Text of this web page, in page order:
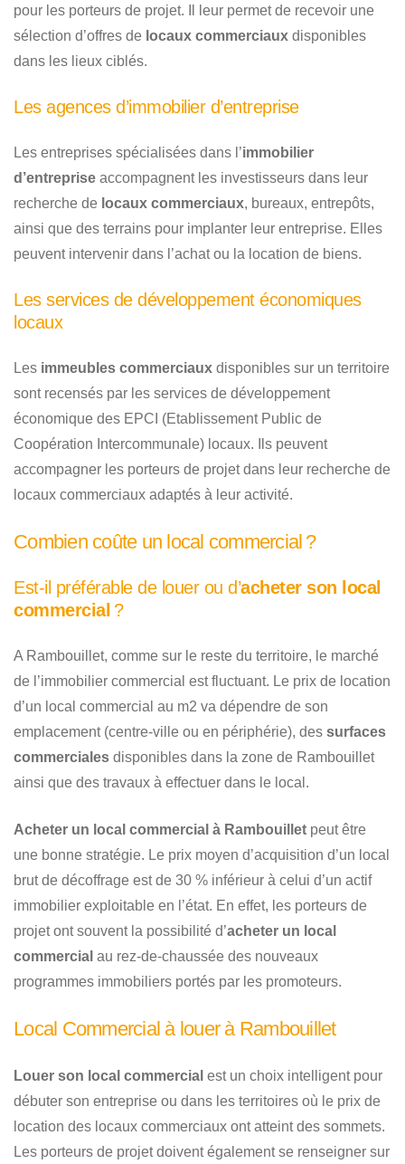
pour les porteurs de projet. Il leur permet de recevoir une
sélection d’offres de locaux commerciaux disponibles
dans les lieux ciblés.
Les agences d’immobilier d’entreprise
Les entreprises spécialisées dans l’immobilier
d’entreprise accompagnent les investisseurs dans leur
recherche de locaux commerciaux, bureaux, entrepôts,
ainsi que des terrains pour implanter leur entreprise. Elles
peuvent intervenir dans l’achat ou la location de biens.
Les services de développement économiques
locaux
Les immeubles commerciaux disponibles sur un territoire
sont recensés par les services de développement
économique des EPCI (Etablissement Public de
Coopération Intercommunale) locaux. Ils peuvent
accompagner les porteurs de projet dans leur recherche de
locaux commerciaux adaptés à leur activité.
Combien coûte un local commercial ?
Est-il préférable de louer ou d’acheter son local
commercial ?
A Rambouillet, comme sur le reste du territoire, le marché
de l’immobilier commercial est fluctuant. Le prix de location
d’un local commercial au m2 va dépendre de son
emplacement (centre-ville ou en périphérie), des surfaces
commerciales disponibles dans la zone de Rambouillet
ainsi que des travaux à effectuer dans le local.
Acheter un local commercial à Rambouillet peut être
une bonne stratégie. Le prix moyen d’acquisition d’un local
brut de décoffrage est de 30 % inférieur à celui d’un actif
immobilier exploitable en l’état. En effet, les porteurs de
projet ont souvent la possibilité d’acheter un local
commercial au rez-de-chaussée des nouveaux
programmes immobiliers portés par les promoteurs.
Local Commercial à louer à Rambouillet
Louer son local commercial est un choix intelligent pour
débuter son entreprise ou dans les territoires où le prix de
location des locaux commerciaux ont atteint des sommets.
Les porteurs de projet doivent également se renseigner sur